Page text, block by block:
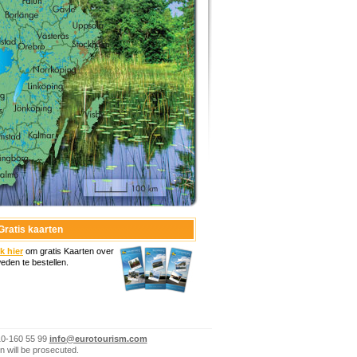
kaarten
hierom gratis Kaarten over
te bestellen.
160 55 99 info@eurotourism.com
will be prosecuted.